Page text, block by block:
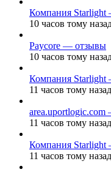
Компания
10 часов тому
Paycore — отзывы
10 часов тому
Компания
11 часов тому назад
11 часов тому назад
Компания
11 часов тому назад